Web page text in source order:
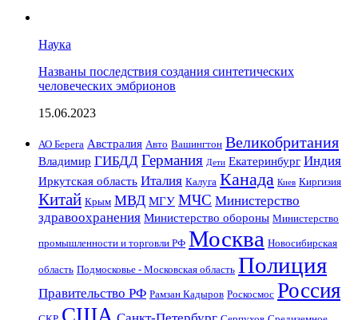
Наука
Названы последствия создания синтетических
человеческих эмбрионов
15.06.2023
АО Берега Австралия Авто Вашингтон Великобритания
Владимир ГИБДД Германия Дети Екатеринбург Индия
Иркутская область Италия Калуга Канада Киев Киргизия
Китай Крым МВД МГУ МЧС Министерство
здравоохранения Министерство обороны Министерство
промышленности и торговли РФ Москва Новосибирская
область Подмосковье - Московская область Полиция
Правительство РФ Рамзан Кадыров Роскосмос Россия